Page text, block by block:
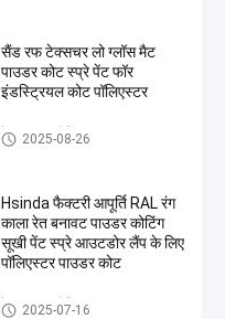
सैंड रफ टेक्सचर लो ग्लॉस मैट
पाउडर कोट स्प्रे पेंट फॉर
इंडस्ट्रियल कोट पॉलिएस्टर
रेत पाउडर कोटिंग
2025-08-26
Hsinda फैक्टरी आपूर्ति RAL रंग
काला रेत बनावट पाउडर कोटिंग
सूखी पेंट स्प्रे आउटडोर लैंप के लिए
पॉलिएस्टर पाउडर कोट
रेत पाउडर कोटिंग
2025-07-16